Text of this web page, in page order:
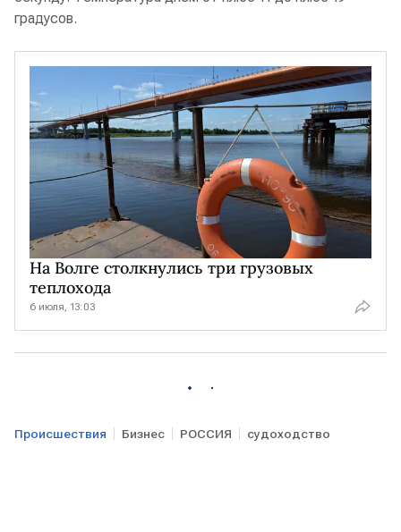
градусов.
На Волге столкнулись три грузовых
теплохода
6 июля, 13:03
Происшествия Бизнес РОССИЯ судоходство